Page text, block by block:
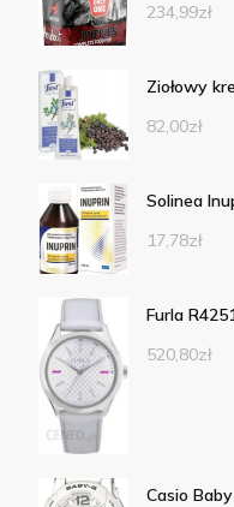
234,99zł
Ziołowy
82,00zł
Solinea
17,78zł
Furla
520,80zł
Casio